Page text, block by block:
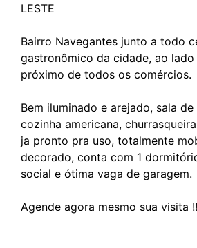
LESTE
Bairro Navegantes junto a todo
gastronômico da cidade, ao lado
próximo de todos os comércios.
Bem iluminado e arejado, sala
cozinha americana,
ja pronto pra uso, totalmente
decorado, conta com 1
social e ótima vaga de garagem.